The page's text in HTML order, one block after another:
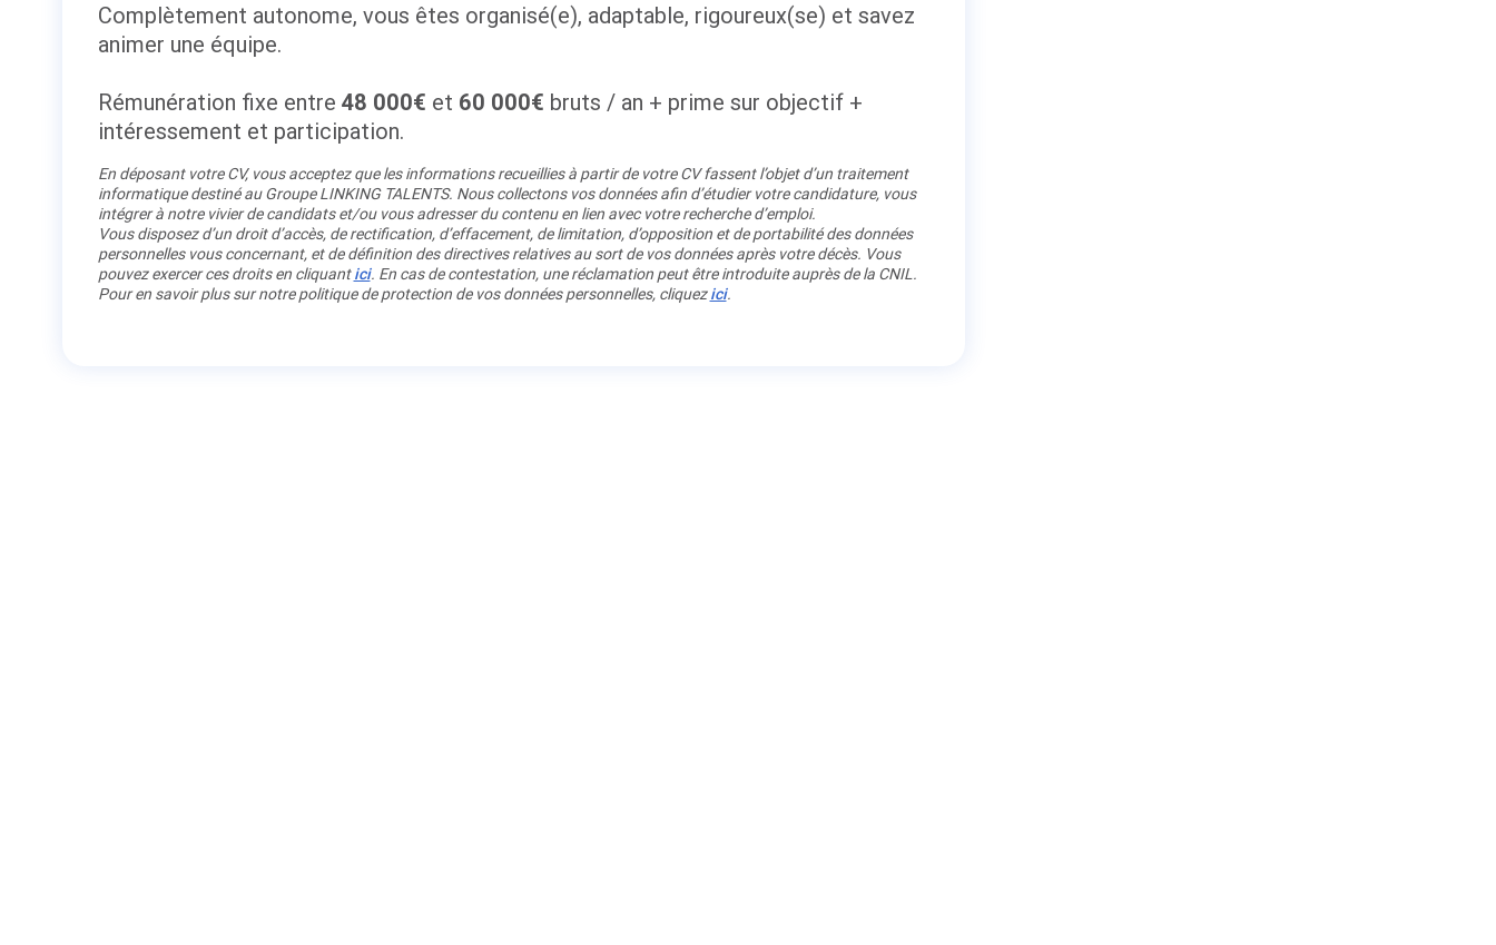
Complètement autonome, vous êtes organisé(e), adaptable, rigoureux(se) et savez
animer une équipe.
Rémunération fixe entre 48 000€ et 60 000€ bruts / an + prime sur objectif +
intéressement et participation.
En déposant votre CV, vous acceptez que les informations recueillies à partir de votre CV fassent l’objet d’un traitement
informatique destiné au Groupe LINKING TALENTS. Nous collectons vos données afin d’étudier votre candidature, vous
intégrer à notre vivier de candidats et/ou vous adresser du contenu en lien avec votre recherche d’emploi.
Vous disposez d’un droit d’accès, de rectification, d’effacement, de limitation, d’opposition et de portabilité des données
personnelles vous concernant, et de définition des directives relatives au sort de vos données après votre décès. Vous
pouvez exercer ces droits en cliquantici. En cas de contestation, une réclamation peut être introduite auprès de la CNIL.
Pour en savoir plus sur notre politique de protection de vos données personnelles, cliquezici.